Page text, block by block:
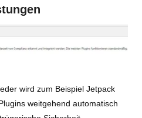
wird zum Beispiel Jetpack
weitgehend automatisch